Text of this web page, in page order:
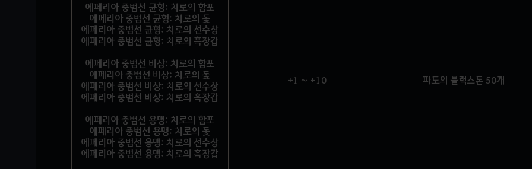
에페리아 중범선 균형: 치로의 함포
에페리아 중범선 균형: 치로의 돛
에페리아 중범선 균형: 치로의 선수상
에페리아 중범선 균형: 치로의 흑장갑
에페리아 중범선 비상: 치로의 함포
에페리아 중범선 비상: 치로의 돛
에페리아 중범선 비상: 치로의 선수상
에페리아 중범선 비상: 치로의 흑장갑
에페리아 중범선 용맹: 치로의 함포
에페리아 중범선 용맹: 치로의 돛
에페리아 중범선 용맹: 치로의 선수상
에페리아 중범선 용맹: 치로의 흑장갑
+1 ~ +10 파도의 블랙스톤 50개